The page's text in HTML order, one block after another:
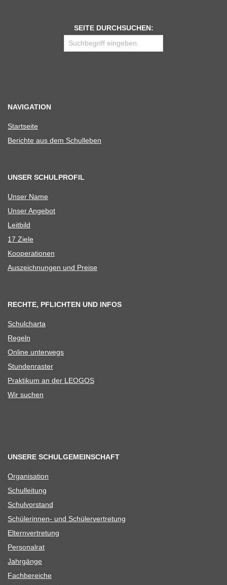
SEITE DURCHSUCHEN:
NAVIGATION
Start­seite
Berichte aus dem Schulleben
UNSER SCHULPROFIL
Unser Name
Unser Ange­bot
Leit­bild
17 Ziele
Koope­ra­tio­nen
Aus­zeich­nun­gen und Preise
RECHTE, PFLICHTEN UND INFOS
Schul­charta
Regeln
Online unter­wegs
Stun­den­ras­ter
Prak­ti­kum an der LEOGOS
Wir suchen
UNSERE SCHULGEMEINSCHAFT
Orga­ni­sa­tion
Schul­lei­tung
Schul­vor­stand
Schü­le­rin­nen- und Schülervertretung
Eltern­ver­tre­tung
Per­so­nal­rat
Jahr­gänge
Fach­be­rei­che